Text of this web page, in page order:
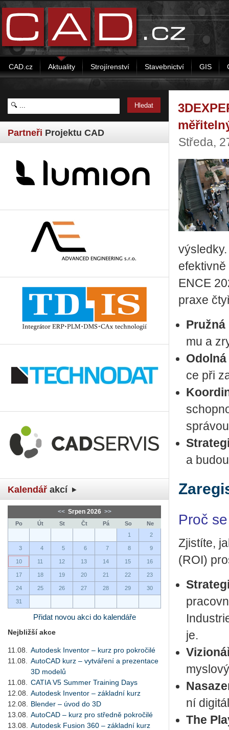
CAD.cz Aktuality Strojírenství Stavebnictví GIS
Partneři Projektu CAD
Kalendář akcí
<< Srpen 2026 >>
Po Út St Čt Pá So
Ne
1
2
3 4 5 6 7 8 9
10 11 12 13 14 15 16
17 18 19 20 21 22 23
24 25 26 27 28 29 30
31
Přidat novou akci do kalendáře
Nejbližší akce
11.08.
Autodesk Inventor – kurz pro pokročilé
11.08.
AutoCAD kurz – vytváření a prezentace
3D modelů
11.08.
CATIA V5 Summer Training Days
12.08.
Autodesk Inventor – základní kurz
12.08.
Blender – úvod do 3D
13.08.
AutoCAD – kurz pro středně pokročilé
13.08.
Autodesk Fusion 360 – základní kurz
Středa,
EN­CE
praxe
mu a
ce při
a
Proč
Zjis­tí­te,
(ROI)
je.
ní
The